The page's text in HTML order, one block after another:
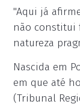
"Aqui já
não constitui
natureza
Nascida em
em que até
(Tribunal